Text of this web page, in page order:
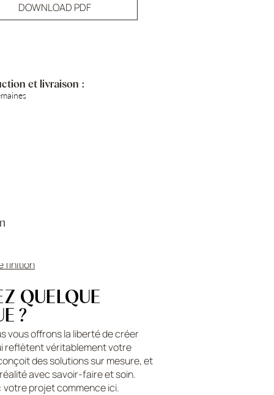
DOWNLOAD PDF
et livraison :
finition
QUELQUE
?
vous offrons la liberté de créer
reflètent véritablement votre
des solutions sur mesure, et
avec savoir-faire et soin.
votre projet commence ici.